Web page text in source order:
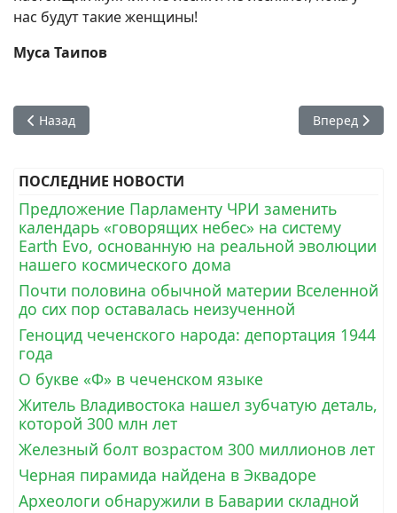
нас будут такие женщины!
Муса Таипов
Предыдущий: В Берлине прошел митинг, против
Назад Следующий:
Вперед
ПОСЛЕДНИЕ НОВОСТИ
Предложение Парламенту ЧРИ заменить
календарь «говорящих небес» на систему
Earth Evo, основанную на реальной эволюции
нашего космического дома
Почти половина обычной материи Вселенной
до сих пор оставалась неизученной
Геноцид чеченского народа: депортация 1944
года
О букве «Ф» в чеченском языке
Житель Владивостока нашел зубчатую деталь,
которой 300 млн лет
Железный болт возрастом 300 миллионов лет
Черная пирамида найдена в Эквадоре
Археологи обнаружили в Баварии складной